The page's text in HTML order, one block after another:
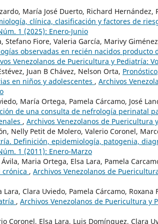
María José Duerto, Richard Hernández,
clínica, clasificación y factores de
1 (2025): Enero-Junio
Stefano Fiore, Valeria García, Marivy
observadas en recién nacidos producto
Venezolanos de Puericultura y Pediatría:
Juan B Chávez, Nelson Orta,
en niños y adolescentes , Archivos
María Ortega, Pamela Cárcamo, José
de una consulta de nefrología perinatal
, Archivos Venezolanos de Puericultura
Nelly Petit de Molero, Valerio Coronel,
Definición, epidemiología, patogenia,
1 (2011): Enero-Marzo
Maria Ortega, Elsa Lara, Pamela
, Archivos Venezolanos de
Clara Uviedo, Pamela Cárcamo, Roxana
, Archivos Venezolanos de Puericultura y
Coronel, Elsa Lara, Luis Domínguez, Clara